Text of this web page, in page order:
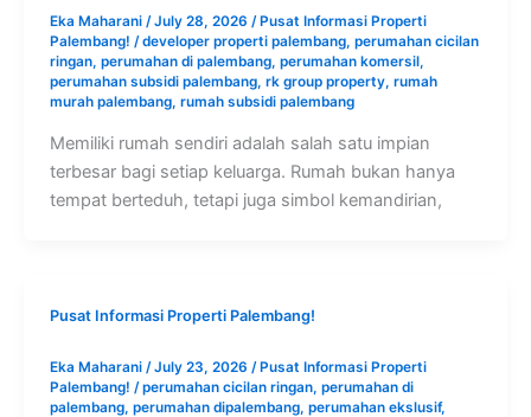
Eka Maharani /July 28, 2026 / Pusat Informasi Properti
Palembang! /developer properti palembang, perumahan cicilan
ringan, perumahan di palembang, perumahan komersil,
perumahan subsidi palembang, rk group property, rumah
murah palembang, rumah subsidi palembang
Memiliki rumah sendiri adalah salah satu impian
terbesar bagi setiap keluarga. Rumah bukan hanya
tempat berteduh, tetapi juga simbol kemandirian,
Pusat Informasi Properti Palembang!
Eka Maharani /July 23, 2026 /Pusat Informasi Properti
Palembang! /perumahan cicilan ringan, perumahan di
palembang, perumahan dipalembang, perumahan ekslusif,